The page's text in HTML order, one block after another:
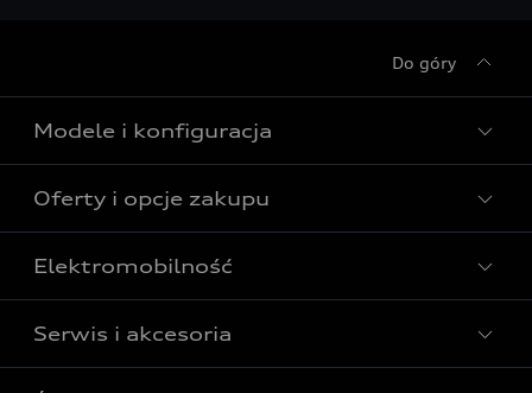
Do góry
Modele i konfiguracja
Wszystkie modele Audi
Modele elektryczne Audi
Modele Audi plug-in hybrid
Oferty i opcje zakupu
Gotowe do odbioru
Oferta Audi Business Edition
Oferta Audi Perfect Lease
Elektromobilność
Poznaj nasze modele elektryczne
Serwis i akcesoria